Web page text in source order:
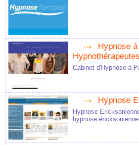
Hypnose
Cabinet d'Hypnose à
Hypnose
Hypnose
hypnose